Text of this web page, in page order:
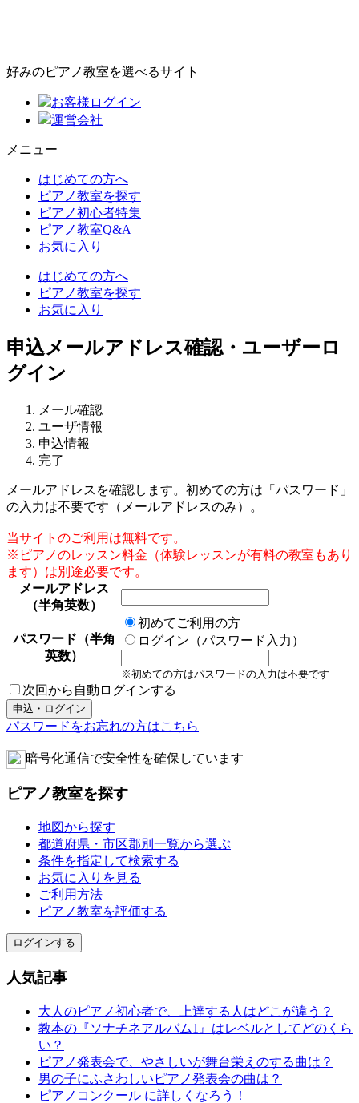
好みのピアノ教室を選べるサイト
お客様ログイン
運営会社
メニュー
はじめての方へ
ピアノ教室を探す
ピアノ初心者特集
ピアノ教室Q&A
お気に入り
はじめての方へ
ピアノ教室を探す
お気に入り
申込メールアドレス確認・ユーザーロ
グイン
メール確認
ユーザ情報
申込情報
完了
メールアドレスを確認します。初めての方は「パスワード」
の入力は不要です（メールアドレスのみ）。
当サイトのご利用は無料です。
※ピアノのレッスン料金（体験レッスンが有料の教室もあり
ます）は別途必要です。
メールアドレス
（半角英数）
パスワード（半角
英数）
初めてご利用の方
ログイン（パスワード入力）
※初めての方はパスワードの入力は不要です
次回から自動ログインする
パスワードをお忘れの方はこちら
暗号化通信で安全性を確保しています
ピアノ教室を探す
地図から探す
都道府県・市区郡別一覧から選ぶ
条件を指定して検索する
お気に入りを見る
ご利用方法
ピアノ教室を評価する
ログインする
人気記事
大人のピアノ初心者で、上達する人はどこが違う？
教本の『ソナチネアルバム1』はレベルとしてどのくら
い？
ピアノ発表会で、やさしいが舞台栄えのする曲は？
男の子にふさわしいピアノ発表会の曲は？
ピアノコンクール に詳しくなろう！